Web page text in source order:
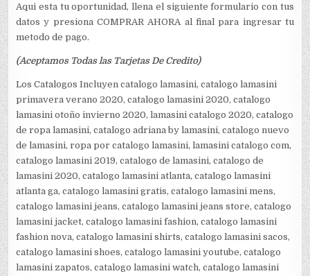
Aqui esta tu oportunidad, llena el siguiente formulario con tus
datos y presiona COMPRAR AHORA al final para ingresar tu
metodo de pago.
(Aceptamos Todas las Tarjetas De Credito)
Los Catalogos Incluyen catalogo lamasini, catalogo lamasini
primavera verano 2020, catalogo lamasini 2020, catalogo
lamasini otoño invierno 2020, lamasini catalogo 2020, catalogo
de ropa lamasini, catalogo adriana by lamasini, catalogo nuevo
de lamasini, ropa por catalogo lamasini, lamasini catalogo com,
catalogo lamasini 2019, catalogo de lamasini, catalogo de
lamasini 2020, catalogo lamasini atlanta, catalogo lamasini
atlanta ga, catalogo lamasini gratis, catalogo lamasini mens,
catalogo lamasini jeans, catalogo lamasini jeans store, catalogo
lamasini jacket, catalogo lamasini fashion, catalogo lamasini
fashion nova, catalogo lamasini shirts, catalogo lamasini sacos,
catalogo lamasini shoes, catalogo lamasini youtube, catalogo
lamasini zapatos, catalogo lamasini watch, catalogo lamasini